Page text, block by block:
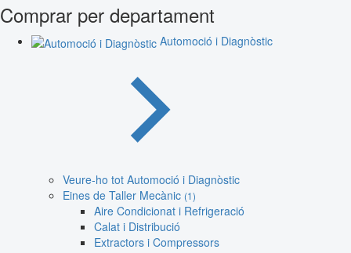
Comprar per departament
Automoció i Diagnòstic
Veure-ho tot Automoció i Diagnòstic
Eines de Taller Mecànic (1)
Aire Condicionat i Refrigeració
Calat i Distribució
Extractors i Compressors